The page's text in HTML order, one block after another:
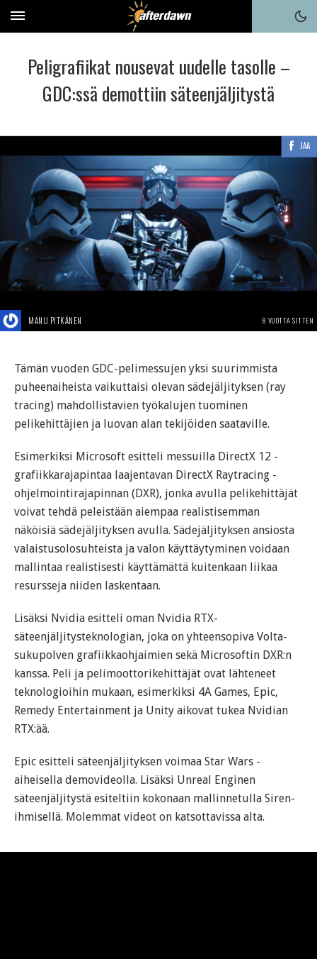
Peligrafiikat nousevat uudelle tasolle –
GDC:ssä demottiin säteenjäljitystä
JAA
MANU PITKÄNEN 8 VUOTTA SITTEN
Tämän vuoden GDC-pelimessujen yksi suurimmista
puheenaiheista vaikuttaisi olevan sädejäljityksen (ray
tracing) mahdollistavien työkalujen tuominen
pelikehittäjien ja luovan alan tekijöiden saataville.
Esimerkiksi Microsoft esitteli messuilla DirectX 12 -
grafiikkarajapintaa laajentavan DirectX Raytracing -
ohjelmointirajapinnan (DXR), jonka avulla pelikehittäjät
voivat tehdä peleistään aiempaa realistisemman
näköisiä sädejäljityksen avulla. Sädejäljityksen ansiosta
valaistusolosuhteista ja valon käyttäytyminen voidaan
mallintaa realistisesti käyttämättä kuitenkaan liikaa
resursseja niiden laskentaan.
Lisäksi Nvidia esitteli oman Nvidia RTX-
säteenjäljitysteknologian, joka on yhteensopiva Volta-
sukupolven grafiikkaohjaimien sekä Microsoftin DXR:n
kanssa. Peli ja pelimoottorikehittäjät ovat lähteneet
teknologioihin mukaan, esimerkiksi 4A Games, Epic,
Remedy Entertainment ja Unity aikovat tukea Nvidian
RTX:ää.
Epic esitteli säteenjäljityksen voimaa Star Wars -
aiheisella demovideolla. Lisäksi Unreal Enginen
säteenjäljitystä esiteltiin kokonaan mallinnetulla Siren-
ihmisellä. Molemmat videot on katsottavissa alta.